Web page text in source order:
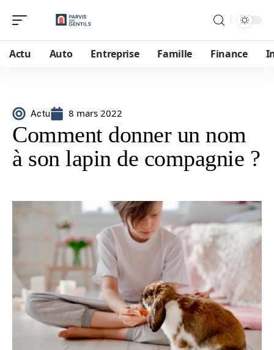
Actu Auto Entreprise Famille Finance
Actu 8 mars 2022
Comment donner un nom
à son lapin de compagnie ?